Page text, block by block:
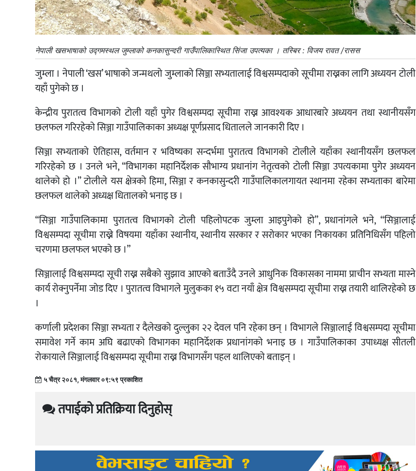
नेपाली खसभाषाको उद्गमस्थल जुम्लाको कनकासुन्दरी गाउँपालिकास्थित सिंजा उपत्यका । तस्बिर : विजय रावत /रासस
जुम्ला । नेपाली ‘खस’ भाषाको जन्मथलो जुम्लाको सिञ्जा सभ्यतालाई विश्वसम्पदाको सूचीमा राख्नका लागि अध्ययन टोली
यहाँ पुगेको छ ।
केन्द्रीय पुरातत्व विभागको टोली यहाँ पुगेर विश्वसम्पदा सूचीमा राख्न आवश्यक आधारबारे अध्ययन तथा स्थानीयसँग
छलफल गरिरहेको सिञ्जा गाउँपालिकाका अध्यक्ष पूर्णप्रसाद धितालले जानकारी दिए ।
सिञ्जा सभ्यताको ऐतिहास, वर्तमान र भविष्यका सन्दर्भमा पुरातत्व विभागको टोलीले यहाँका स्थानीयसँग छलफल
गरिरहेको छ । उनले भने, “विभागका महानिर्देशक सौभाग्य प्रधानांग नेतृत्वको टोली सिञ्जा उपत्यकामा पुगेर अध्ययन
थालेको हो ।” टोलीले यस क्षेत्रको हिमा, सिञ्जा र कनकासुन्दरी गाउँपालिकालगायत स्थानमा रहेका सभ्यताका बारेमा
छलफल थालेको अध्यक्ष धितालको भनाइ छ ।
“सिञ्जा गाउँपालिकामा पुरातत्व विभागको टोली पहिलोपटक जुम्ला आइपुगेको हो”, प्रधानांगले भने, “सिञ्जालाई
विश्वसम्पदा सूचीमा राख्ने विषयमा यहाँका स्थानीय, स्थानीय सरकार र सरोकार भएका निकायका प्रतिनिधिसँग पहिलो
चरणमा छलफल भएको छ ।”
सिञ्जालाई विश्वसम्पदा सूची राख्न सबैको सुझाव आएको बताउँदै उनले आधुनिक विकासका नाममा प्राचीन सभ्यता मास्ने
कार्य रोक्नुपर्नेमा जोड दिए । पुरातत्व विभागले मुलुकका १५ वटा नयाँ क्षेत्र विश्वसम्पदा सूचीमा राख्न तयारी थालिरहेको छ
।
कर्णाली प्रदेशका सिञ्जा सभ्यता र दैलेखको दुल्लुका २२ देवल पनि रहेका छन् । विभागले सिञ्जालाई विश्वसम्पदा सूचीमा
समावेश गर्ने काम अघि बढाएको विभागका महानिर्देशक प्रधानांगको भनाइ छ । गाउँपालिकाका उपाध्यक्ष सीतली
रोकायाले सिञ्जालाई विश्वसम्पदा सूचीमा राख्न विभागसँग पहल थालिएको बताइन् ।
५ चैत्र २०८१, मंगलवार ०९:५९ प्रकाशित
तपाईको प्रतिक्रिया दिनुहोस्